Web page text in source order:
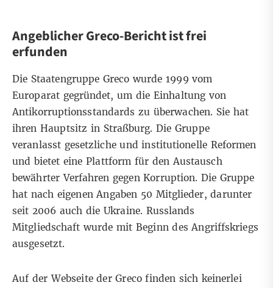
Angeblicher Greco-Bericht ist frei
erfunden
Die Staatengruppe Greco wurde 1999 vom
Europarat gegründet, um die Einhaltung von
Antikorruptionsstandards zu überwachen. Sie hat
ihren Hauptsitz in Straßburg. Die Gruppe
veranlasst gesetzliche und institutionelle Reformen
und bietet eine Plattform für den Austausch
bewährter Verfahren gegen Korruption. Die Gruppe
hat nach eigenen Angaben 50 Mitglieder, darunter
seit 2006 auch dieUkraine. Russlands
Mitgliedschaft wurde mit Beginn des Angriffskriegs
ausgesetzt.
Auf der Webseite der Greco finden sich keinerlei